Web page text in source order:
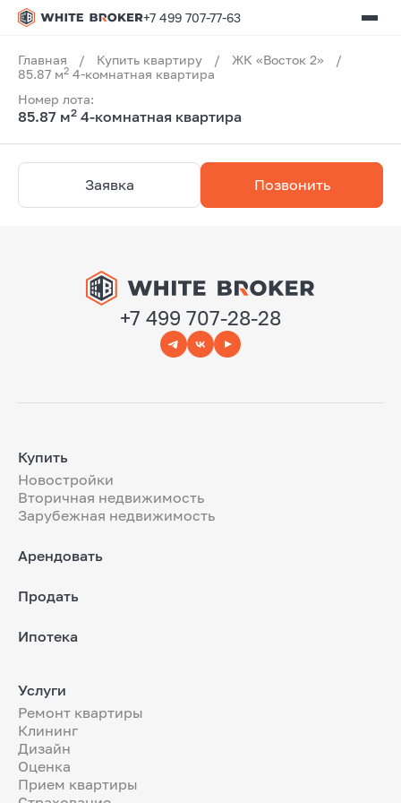
+7 499 707-77-63
Главная / Купить квартиру / ЖК «Восток 2»
/
85.87 м2 4-комнатная квартира
Номер лота:
85.87 м2 4-комнатная квартира
Заявка Позвонить
+7 499 707-28-28
Купить
Новостройки
Вторичная недвижимость
Зарубежная недвижимость
Арендовать
Продать
Ипотека
Услуги
Ремонт квартиры
Клининг
Дизайн
Оценка
Прием квартиры